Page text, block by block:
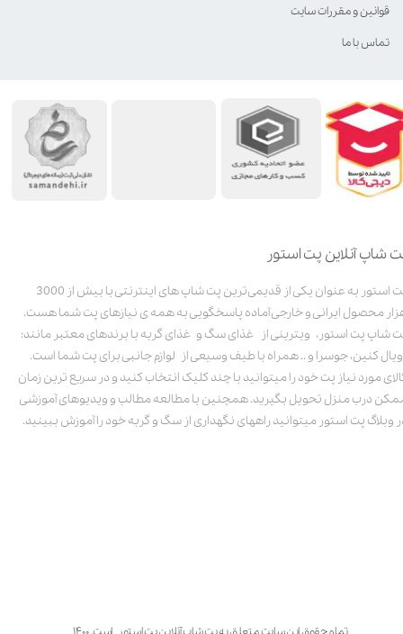
شاپ آنلاین پت استور
پت استور به عنوان یکی از قدیمی‌ترین پت شاپ های اینترنتی با بیش از 3000
محصول ایرانی و خارجی آماده پاسخگویی به همه ی نیازهای پت شما هست.
شاپ پت استور، ویترینی از غذای سگ و غذای گربه با برندهای معتبر مانند:
کنین، جوسرا و .. همراه با طیف وسیعی از لوازم جانبی برای پت شما است.
مورد نیاز پت خود را میتوانید با چند کلیک انتخاب کنید و در سریع ترین زمان
درب منزل تحویل بگیرید. همچنین با مطالعه مطالب و ویدیوهای آموزشی
وبلاگ پت استور میتوانید راههای نگهداری از سگ و گربه خود را آموزش ببینید.
قوانین و مقررات سایت
تماس با ما